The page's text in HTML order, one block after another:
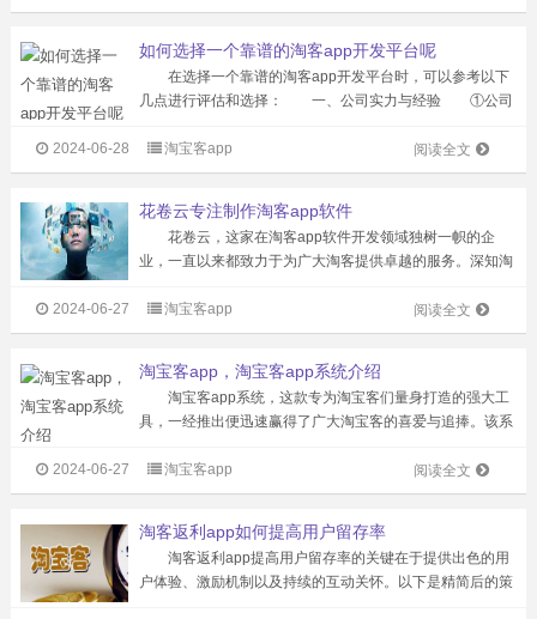
或iOS开发技术...
如何选择一个靠谱的淘客app开发平台呢
在选择一个靠谱的淘客app开发平台时，可以参考以下
几点进行评估和选择： 一、公司实力与经验 ①公司
基本情况，这些都能反映公司的稳定性和实力。 ②技术
团队实力：查看公司的技术团队是...
阅读全文
2024-06-28 淘宝客app
花卷云专注制作淘客app软件
花卷云，这家在淘客app软件开发领域独树一帜的企
业，一直以来都致力于为广大淘客提供卓越的服务。深知淘
业内顶尖的技术人才，还不断在用户体验和功能性上进行深
度挖掘和创新。 在花卷云精心...
阅读全文
2024-06-27 淘宝客app
淘宝客app，淘宝客app系统介绍
淘宝客app系统，这款专为淘宝客们量身打造的强大工
具，一经推出便迅速赢得了广大淘宝客的喜爱与追捧。该系
新的高度，极大地提升了淘宝客们的推广效率和收入。
淘宝客app系统集成了商品、店...
阅读全文
2024-06-27 淘宝客app
淘客返利app如何提高用户留存率
淘客返利app提高用户留存率的关键在于提供出色的用
户体验、激励机制以及持续的互动关怀。以下是精简后的策